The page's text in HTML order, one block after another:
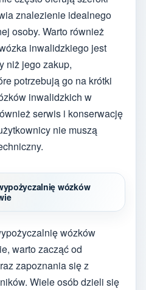
znalezienie idealnego
osoby. Warto również
inwalidzkiego jest
niż jego zakup,
potrzebują go na krótki
inwalidzkich w
serwis i konserwację
nie muszą
wózków
wózków
warto zacząć od
zapoznania się z
Wiele osób dzieli się